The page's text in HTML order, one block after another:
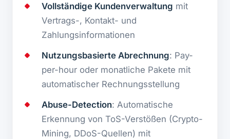
Vollständige Kundenverwaltung mit
Vertrags-, Kontakt- und
Zahlungsinformationen
Nutzungsbasierte Abrechnung: Pay-
per-hour oder monatliche Pakete mit
automatischer Rechnungsstellung
Abuse-Detection: Automatische
Erkennung von ToS-Verstößen (Crypto-
Mining, DDoS-Quellen) mit